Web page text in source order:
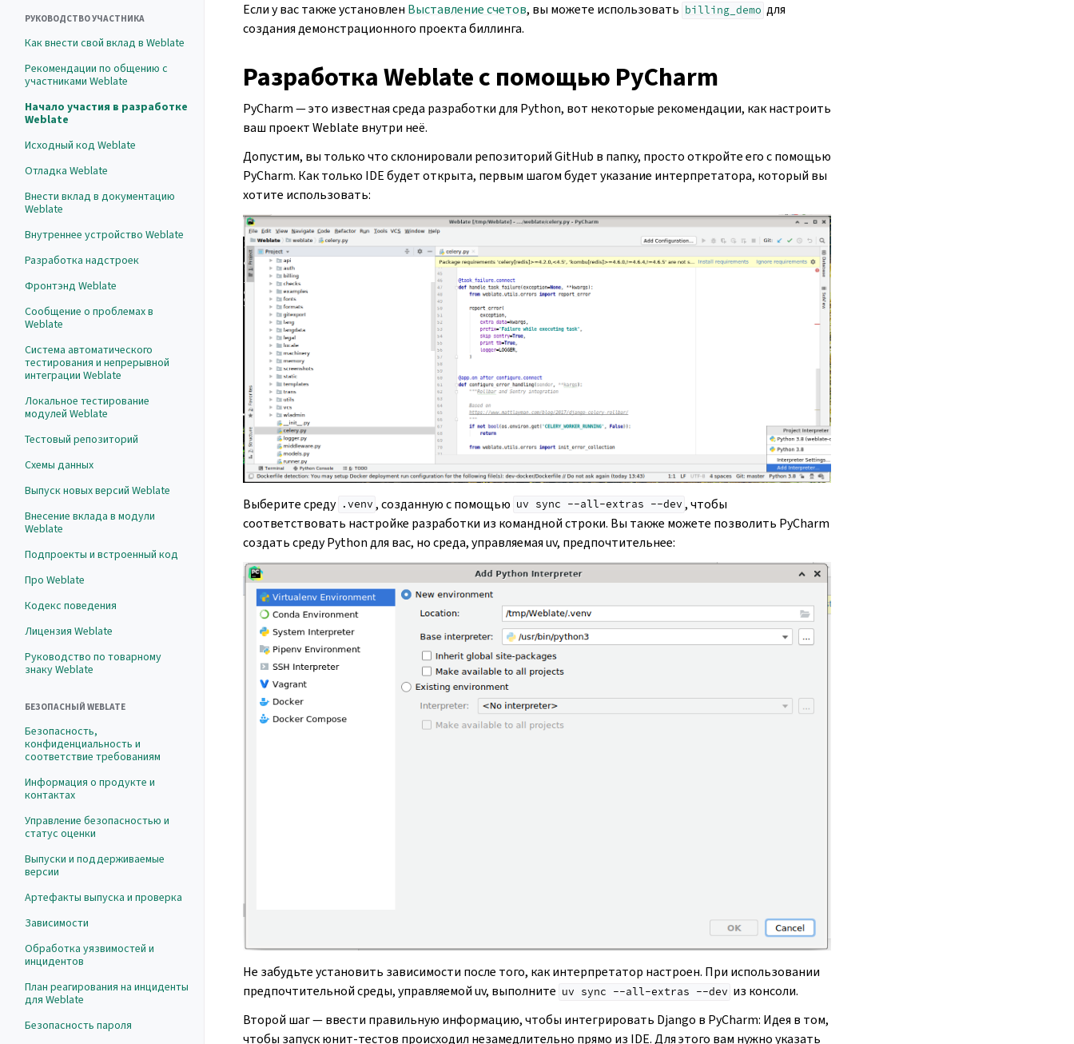
РУКОВОДСТВО УЧАСТНИКА
Как внести свой вклад в Weblate
Рекомендации по общению с
участниками Weblate
Начало участия в разработке
Weblate
Исходный код Weblate
Отладка Weblate
Внести вклад в документацию
Weblate
Внутреннее устройство Weblate
Разработка надстроек
Фронтэнд Weblate
Сообщение о проблемах в
Weblate
Система автоматического
тестирования и непрерывной
интеграции Weblate
Локальное тестирование
модулей Weblate
Тестовый репозиторий
Схемы данных
Выпуск новых версий Weblate
Внесение вклада в модули
Weblate
Подпроекты и встроенный код
Про Weblate
Кодекс поведения
Лицензия Weblate
Руководство по товарному
знаку Weblate
БЕЗОПАСНЫЙ WEBLATE
Безопасность,
конфиденциальность и
соответствие требованиям
Информация о продукте и
контактах
Управление безопасностью и
статус оценки
Выпуски и поддерживаемые
версии
Артефакты выпуска и проверка
Зависимости
Обработка уязвимостей и
инцидентов
План реагирования на инциденты
для Weblate
Безопасность пароля
Если у вас также установлен Выставление счетов, вы можете использовать billing_demo для
создания демонстрационного проекта биллинга.
Разработка Weblate c помощью PyCharm
PyCharm — это известная среда разработки для Python, вот некоторые рекомендации, как настроить
ваш проект Weblate внутри неё.
Допустим, вы только что склонировали репозиторий GitHub в папку, просто откройте его с помощью
PyCharm. Как только IDE будет открыта, первым шагом будет указание интерпретатора, который вы
хотите использовать:
Выберите среду .venv , созданную с помощью uv sync --all-extras --dev , чтобы
соответствовать настройке разработки из командной строки. Вы также можете позволить PyCharm
создать среду Python для вас, но среда, управляемая uv, предпочтительнее:
Не забудьте установить зависимости после того, как интерпретатор настроен. При использовании
предпочтительной среды, управляемой uv, выполните uv sync --all-extras --dev из консоли.
Второй шаг — ввести правильную информацию, чтобы интегрировать Django в PyCharm: Идея в том,
чтобы запуск юнит-тестов происходил незамедлительно прямо из IDE. Для этого вам нужно указать